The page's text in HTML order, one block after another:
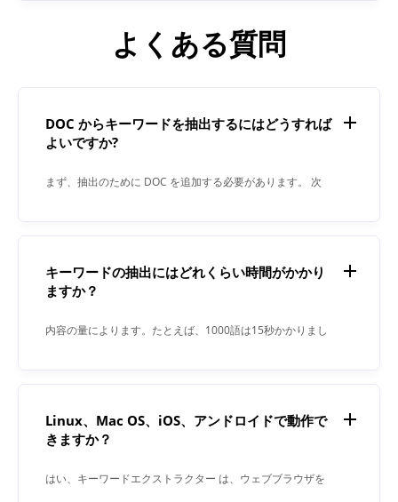
よくある質問
DOC からキーワードを抽出するにはどうすれば
よいですか?
まず、抽出のために DOC を追加する必要があります。 次
キーワードの抽出にはどれくらい時間がかかり
ますか？
内容の量によります。たとえば、1000語は15秒かかりまし
Linux、Mac OS、iOS、アンドロイドで動作で
きますか？
はい、キーワードエクストラクター は、ウェブブラウザを